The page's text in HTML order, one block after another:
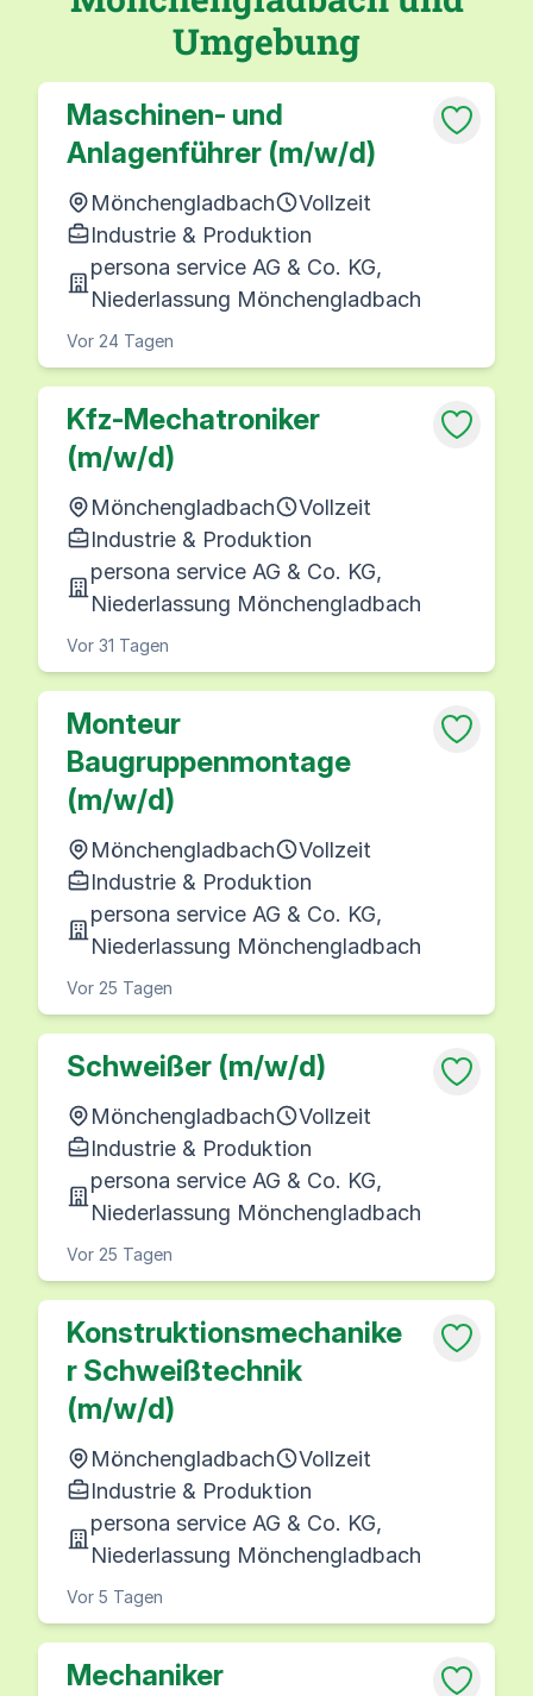
Umgebung
Maschinen- und
Anlagenführer (m/w/d)
Mönchengladbach
Vollzeit
Industrie & Produktion
persona service AG & Co. KG,
Niederlassung Mönchengladbach
Vor 24 Tagen
Kfz-Mechatroniker
(m/w/d)
Mönchengladbach
Vollzeit
Industrie & Produktion
persona service AG & Co. KG,
Niederlassung Mönchengladbach
Vor 31 Tagen
Monteur
Baugruppenmontage
(m/w/d)
Mönchengladbach
Vollzeit
Industrie & Produktion
persona service AG & Co. KG,
Niederlassung Mönchengladbach
Vor 25 Tagen
Schweißer (m/w/d)
Mönchengladbach
Vollzeit
Industrie & Produktion
persona service AG & Co. KG,
Niederlassung Mönchengladbach
Vor 25 Tagen
Konstruktionsmechanike
r Schweißtechnik
(m/w/d)
Mönchengladbach
Vollzeit
Industrie & Produktion
persona service AG & Co. KG,
Niederlassung Mönchengladbach
Vor 5 Tagen
Mechaniker